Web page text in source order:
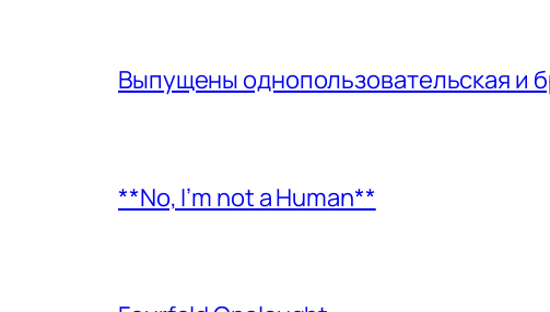
Выпущены однопользовательская и
**No, I’m not a Human**